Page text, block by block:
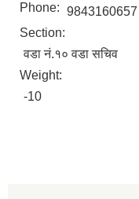
Phone: 9843160657
Section:
वडा नं.१० वडा सचिव
Weight:
-10